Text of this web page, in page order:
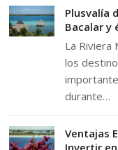
Plusvalía
Bacalar y
La Riviera
los
durante…
Ventajas